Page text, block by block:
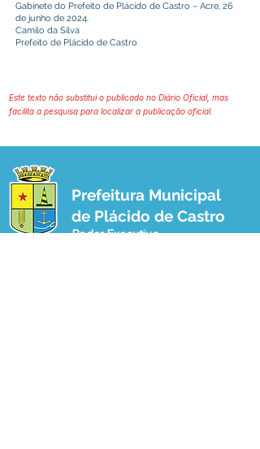
Gabinete do Prefeito de Plácido de Castro – Acre, 26
de junho de 2024.
Camilo da Silva
Prefeito de Plácido de Castro
Este texto não substitui o publicado no Diário Oficial, mas
facilita a pesquisa para localizar a publicação oficial.
Prefeitura Municipal
de Plácido de Castro
Poder Executivo